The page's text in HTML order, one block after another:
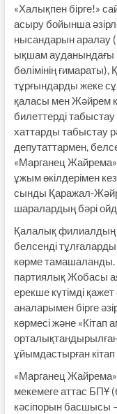
«Халықпен бірге!»
асыру бойынша
нысандарын аралау
ықшам ауданындағы
бөлімінің
тұрғындарды жеке
қаласы мен Жәйрем
билеттерді
хаттарды табыстау
депутаттармен,
«Марганец
ұжым өкілдерімен
сынды Қаражал-
шаралардың бәрі
Қалалық филиалдың
белсенді
көрме тамашаланды.
партиялық Жобасы
ерекше күтімді
аналарымен бірге
көрмесі және
орталықтандырылған
ұйымдастырған
«Марганец
мекемеге аттас
кәсіпорын басшысы